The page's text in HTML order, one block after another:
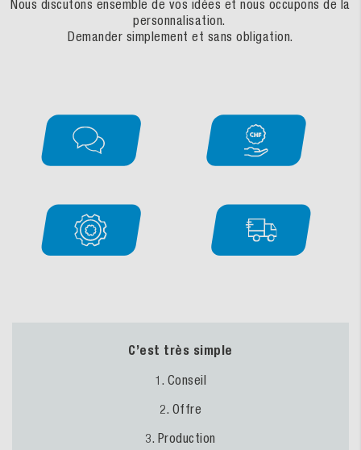
Nous discutons ensemble de vos idées et nous occupons de la
personnalisation.
Demander simplement et sans obligation.
C’est très simple
1. Conseil
2. Offre
3. Production